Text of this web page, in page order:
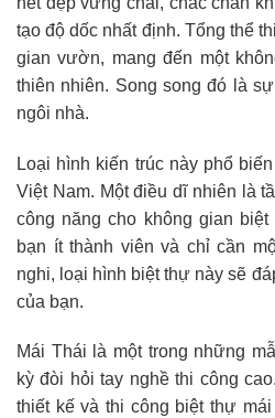
tạo độ dốc nhất định. Tổng thể
gian vườn, mang đến một
thiên nhiên. Song song đó là
ngôi nhà.
Loại hình kiến trúc này phổ
Việt Nam. Một điều dĩ nhiên là
công năng cho không gian
bạn ít thành viên và chỉ cần
nghi, loại hình biệt thự này sẽ
của bạn.
Mái Thái là một trong những
kỳ đòi hỏi tay nghề thi công
thiết kế và thi công biệt thự